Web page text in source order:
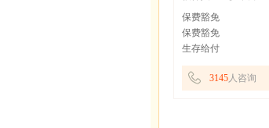
保费豁免
保费豁免
生存给付
3145人咨询